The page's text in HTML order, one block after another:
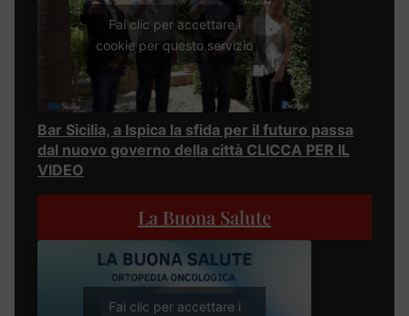
Fai clic per accettare i
cookie per questo servizio
Bar Sicilia, a Ispica la sfida per il futuro passa
dal nuovo governo della città CLICCA PER IL
VIDEO
La Buona Salute
Fai clic per accettare i